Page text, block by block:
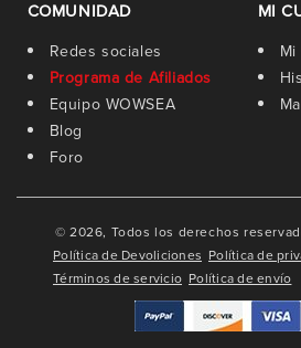
COMUNIDAD
Redes sociales
Programa de Afiliados
Equipo WOWSEA
Blog
Foro
MI
© 2026, Todos los derechos
Política de Devoliciones Política de
Términos de servicio Política de envío